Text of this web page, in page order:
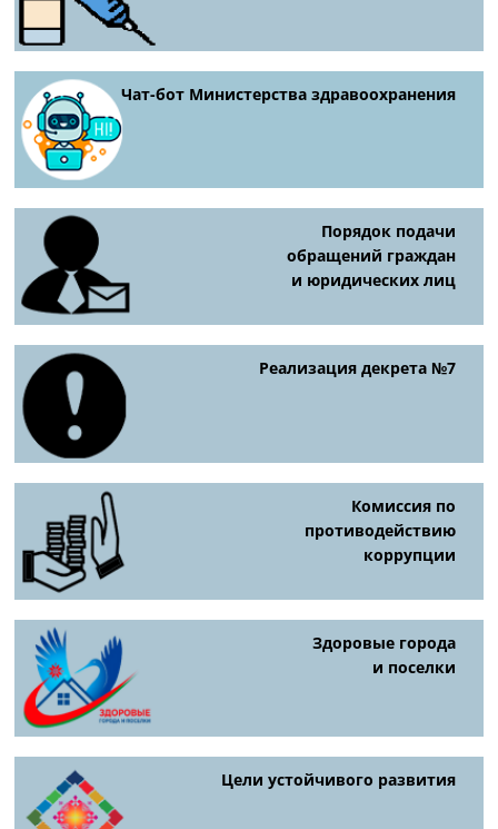
Чат-бот Министерства здравоохранения
Порядок подачи
обращений граждан
и юридических лиц
Реализация декрета №7
Комиссия по
противодействию
коррупции
Здоровые города
и поселки
Цели устойчивого развития